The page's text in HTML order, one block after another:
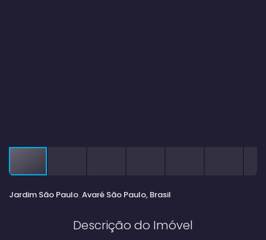
Jardim São Paulo Avaré São Paulo, Brasil
Descrição do Imóvel